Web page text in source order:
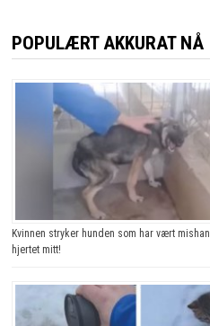
POPULÆRT AKKURAT NÅ
Kvinnen stryker hunden som har vært
hjertet mitt!